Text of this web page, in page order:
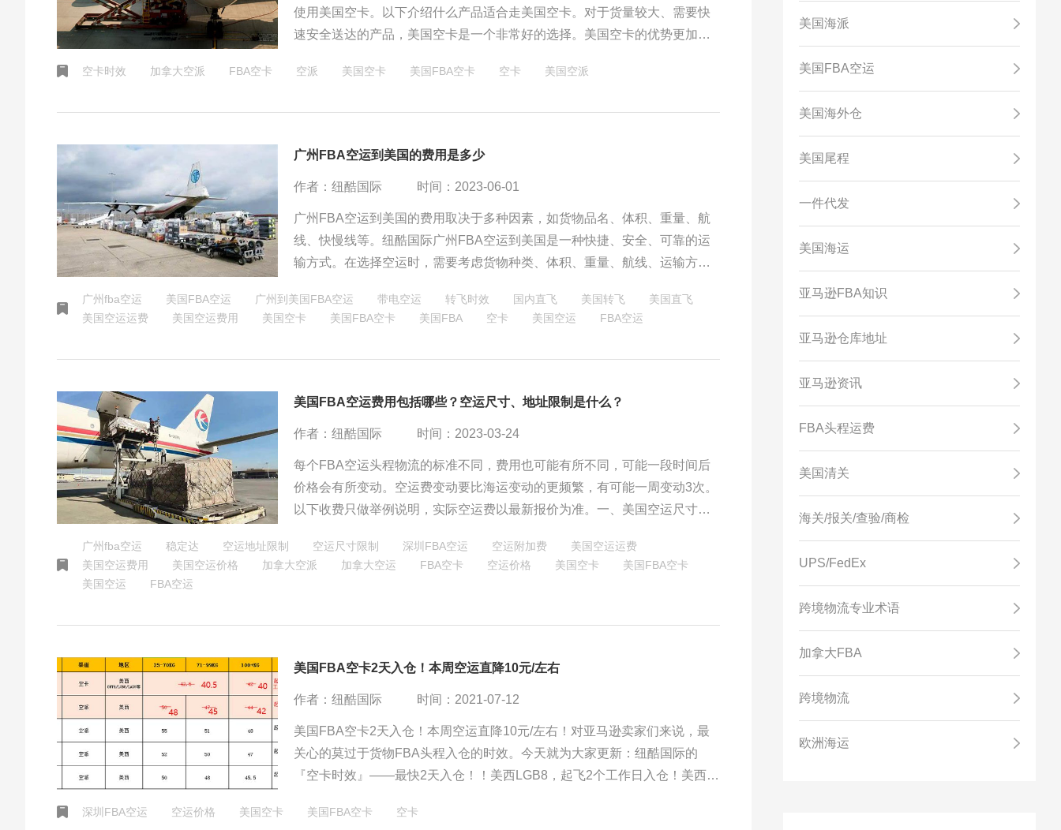
使用美国空卡。以下介绍什么产品适合走美国空卡。对于货量较大、需要快
速安全送达的产品，美国空卡是一个非常好的选择。美国空卡的优势更加明
而更好地满足客户需求，提升业务竞争力。
空卡时效 加拿大空派 FBA空卡 空派 美国空卡 美国FBA空卡 空卡 美国空派
广州FBA空运到美国的费用是多少
作者：纽酷国际 时间：2023-06-01
广州FBA空运到美国的费用取决于多种因素，如货物品名、体积、重量、航
线、快慢线等。纽酷国际广州FBA空运到美国是一种快捷、安全、可靠的运
输方式。在选择空运时，需要考虑货物种类、体积、重量、航线、运输方式
广州fba空运 美国FBA空运 广州到美国FBA空运 带电空运 转飞时效 国内直飞 美国转飞
美国直飞
美国空运运费
美国空运费用 美国空卡 美国FBA空卡 美国FBA 空卡 美国空运 FBA空运
美国FBA空运费用包括哪些？空运尺寸、地址限制是什么？
作者：纽酷国际 时间：2023-03-24
每个FBA空运头程物流的标准不同，费用也可能有所不同，可能一段时间后
价格会有所变动。空运费变动要比海运变动的更频繁，有可能一周变动3次。
以下收费只做举例说明，实际空运费以最新报价为准。一、美国空运尺寸限
广州fba空运 稳定达 空运地址限制 空运尺寸限制 深圳FBA空运 空运附加费
美国空运运费
美国空运费用
美国空运价格 加拿大空派 加拿大空运 FBA空卡 空运价格 美国空卡
美国FBA空卡
美国空运
FBA空运
美国FBA空卡2天入仓！本周空运直降10元/左右
作者：纽酷国际 时间：2021-07-12
美国FBA空卡2天入仓！本周空运直降10元/左右！对亚马逊卖家们来说，最
关心的莫过于货物FBA头程入仓的时效。今天就为大家更新：纽酷国际的
『空卡时效』——最快2天入仓！！美西LGB8，起飞2个工作日入仓！美西
深圳FBA空运 空运价格 美国空卡 美国FBA空卡 空卡
美国海派
美国FBA空运
美国海外仓
美国尾程
一件代发
美国海运
亚马逊FBA知识
亚马逊仓库地址
亚马逊资讯
FBA头程运费
美国清关
海关/报关/查验/商检
UPS/FedEx
跨境物流专业术语
加拿大FBA
跨境物流
欧洲海运